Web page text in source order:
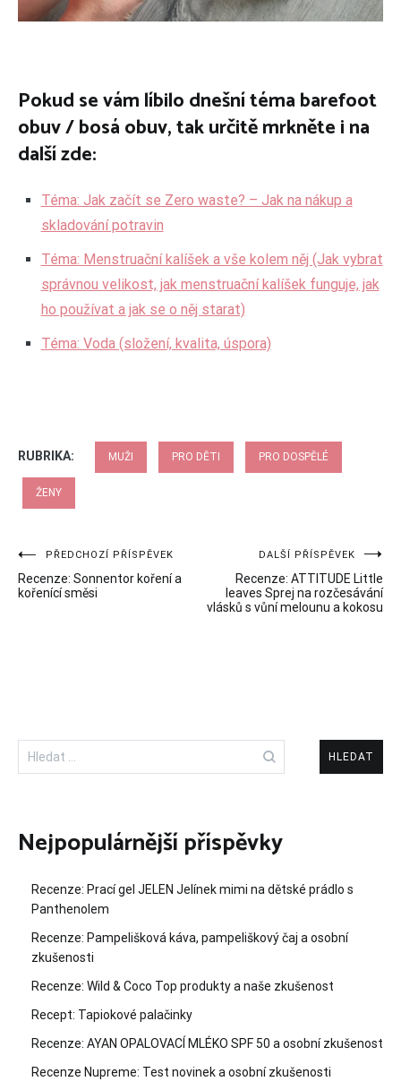
Pokud se vám líbilo dnešní téma barefoot
obuv / bosá obuv, tak určitě mrkněte i na
další zde:
Téma: Jak začít se Zero waste? – Jak na nákup a
skladování potravin
Téma: Menstruační kalíšek a vše kolem něj (Jak vybrat
správnou velikost, jak menstruační kalíšek funguje, jak
ho používat a jak se o něj starat)
Téma: Voda (složení, kvalita, úspora)
RUBRIKA: MUŽI PRO DĚTI PRO DOSPĚLÉ
ŽENY
Navigace
pro
PŘEDCHOZÍ PŘÍSPĚVEK
Recenze: Sonnentor koření a
kořenící směsi
DALŠÍ PŘÍSPĚVEK
Recenze: ATTITUDE Little
leaves Sprej na rozčesávání
vlásků s vůní melounu a kokosu
Vyhledávání
Nejpopulárnější příspěvky
Recenze: Prací gel JELEN Jelínek mimi na dětské prádlo s
Panthenolem
Recenze: Pampelišková káva, pampeliškový čaj a osobní
zkušenosti
Recenze: Wild & Coco Top produkty a naše zkušenost
Recept: Tapiokové palačinky
Recenze: AYAN OPALOVACÍ MLÉKO SPF 50 a osobní zkušenost
Recenze Nupreme: Test novinek a osobní zkušenosti